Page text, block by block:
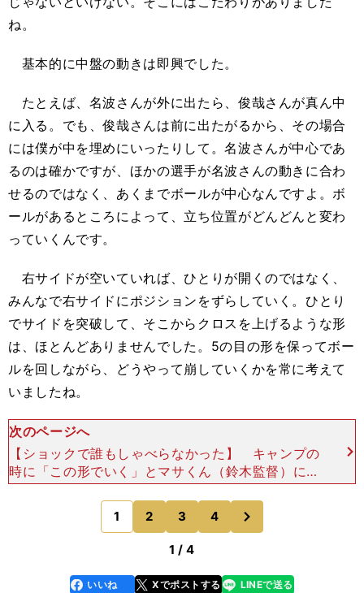
ね。
基本的に中盤の動きは即興でした。
たとえば、名波さんが外に出たら、俊哉さんが真ん中
に入る。でも、俊哉さんは前に出たがるから、その場合
には僕が中を埋めにいったりして。名波さんが中心であ
るのは確かですが、ほかの選手が名波さんの動きに合わ
せるのではなく、あくまでボールが中心なんですよ。ボ
ールがあるところによって、立ち位置がどんどんと変わ
っていくんです。
右サイドが空いていれば、ひとりが開くのではなく、
みんなで右サイドにポジションをずらしていく。ひとり
でサイドを突破して、そこからクロスを上げるような形
は、ほとんどありませんでした。5の目の形を保ってボー
ルを回しながら、どうやって崩していくかを常に考えて
いましたね。
次のページへ
【ショックで誰もしゃべらなかった】 キャンプの
時に「この形でいく」とマサくん（鈴木監督）に言
われた時には、正直驚きました。 実際に形を作っ
ていくなかで、なかなかうまくいかないので「もう
やめよう」と
1 2 3 4
のページへ
1 / 4
faceboo
k
いいね Xでポストする
line LINEで送る